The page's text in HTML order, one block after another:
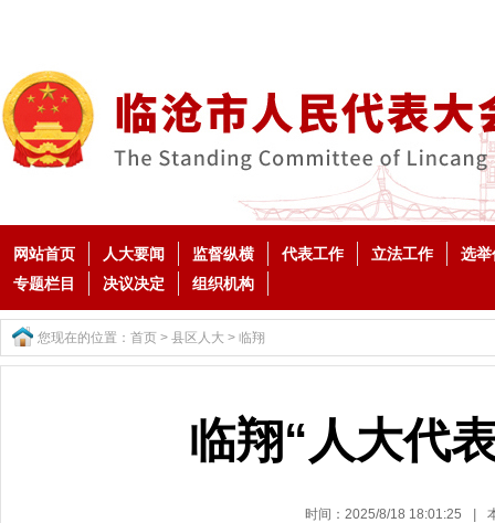
网站首页 人大要闻 监督纵横 代表工作 立法工作
选举
专题栏目
决议决定 组织机构
您现在的位置： 首页 > 县区人大 > 临翔
临翔“人大代
时间：2025/8/18 18:01:25